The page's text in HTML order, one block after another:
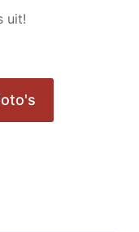
uit!